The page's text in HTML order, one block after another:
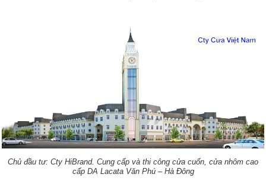
Chủ đầu tư: Cty HiBrand. Cung cấp và thi công cửa cuốn, cửa nhôm cao
cấp DA Lacata Văn Phú – Hà Đông